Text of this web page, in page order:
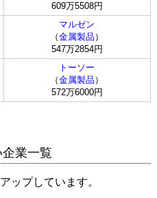
609万5508円
マルゼン
（金属製品 ）
547万2854円
トーソー
（金属製品 ）
572万6000円
業一覧
ップしています。